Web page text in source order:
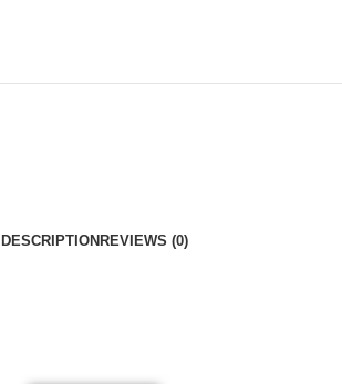
DESCRIPTIONREVIEWS (0)